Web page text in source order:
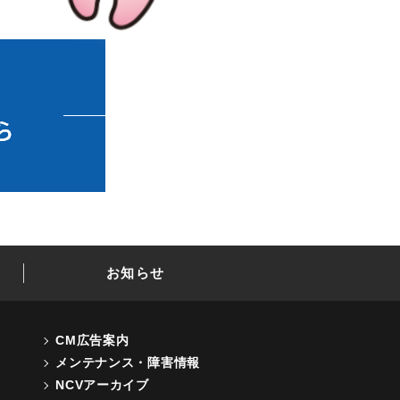
お知らせ
CM広告案内
メンテナンス・障害情報
NCVアーカイブ